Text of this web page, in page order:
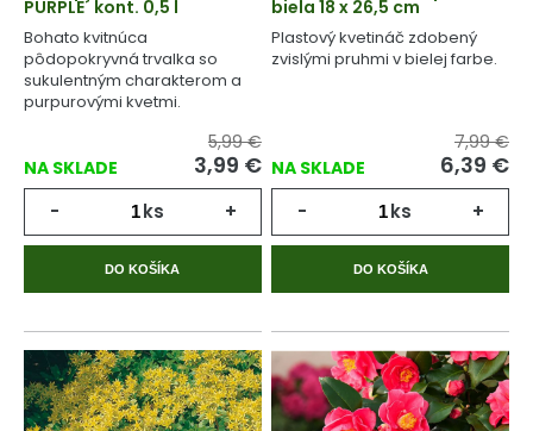
PURPLE´ kont. 0,5 l
Bohato kvitnúca
pôdopokryvná trvalka so
sukulentným charakterom a
purpurovými kvetmi.
NA SKLADE
5,99 €
3,99 €
- ks +
DO KOŠÍKA
biela 18 x 26,5 cm
Plastový kvetináč zdobený
zvislými pruhmi v bielej farbe.
NA SKLADE
7,99 €
6,39 €
- ks +
DO KOŠÍKA